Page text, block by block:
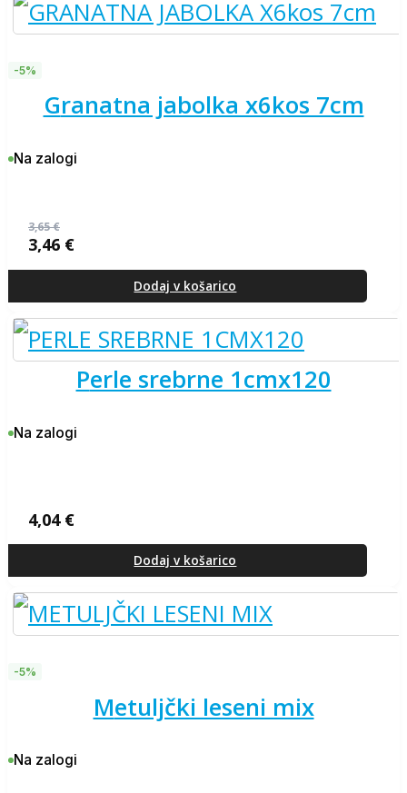
-5%
granatna jabolka x6kos 7cm
Na zalogi
3,65€
cena
3,65 €.
3,46 €
cena
Dodaj v košarico
perle srebrne 1cmx120
Na zalogi
4,04 €
Dodaj v košarico
-5%
metuljčki leseni mix
Na zalogi